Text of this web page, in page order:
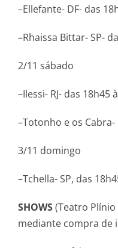
–Ellefante- DF- das
–Rhaissa Bittar- SP-
2/11 sábado
–Ilessi- RJ- das 18h45
–Totonho e os Cabra-
3/11 domingo
–Tchella- SP, das
SHOWS(Teatro
mediante compra de